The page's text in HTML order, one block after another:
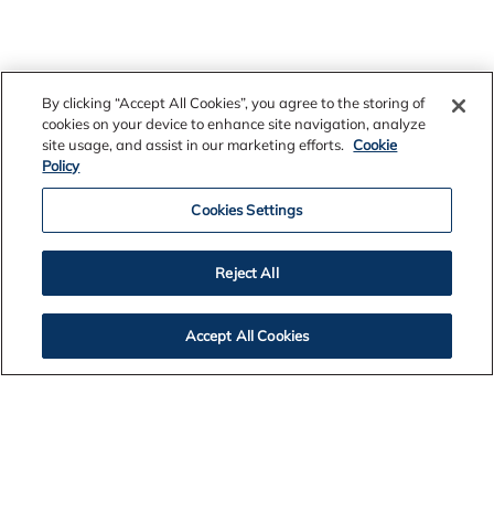
By clicking “Accept All Cookies”, you agree to the storing of
cookies on your device to enhance site navigation, analyze
site usage, and assist in our marketing efforts. Cookie
Policy
Cookies Settings
Reject All
Accept All Cookies